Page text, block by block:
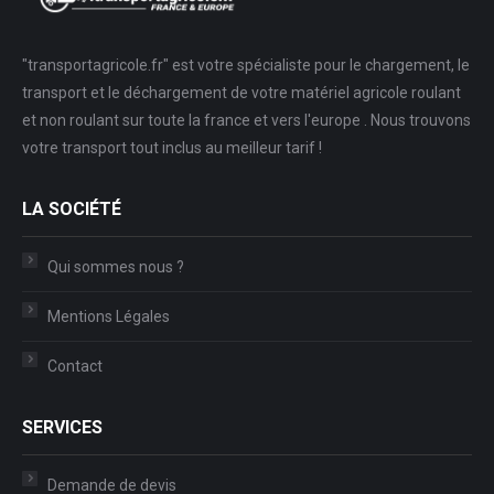
"transportagricole.fr" est votre spécialiste pour le chargement, le
transport et le déchargement de votre matériel agricole roulant
et non roulant sur toute la france et vers l'europe . Nous trouvons
votre transport tout inclus au meilleur tarif !
LA SOCIÉTÉ
Qui sommes nous ?
Mentions Légales
Contact
SERVICES
Demande de devis